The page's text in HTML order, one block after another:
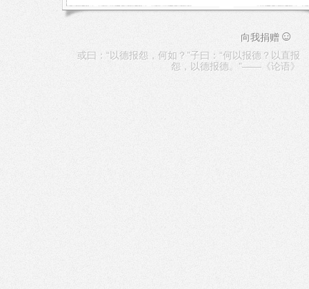
向我捐赠 ☺
或曰：“以德报怨，何如？”子曰：“何以报德？以直报
怨，以德报德。”——《论语》